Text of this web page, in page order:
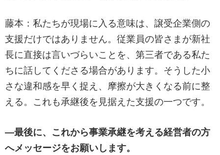
藤本：私たちが現場に入る意味は、譲受企業側の
支援だけではありません。従業員の皆さまが新社
長に直接は言いづらいことを、第三者である私た
ちに話してくださる場合があります。そうした小
さな違和感を早く捉え、摩擦が大きくなる前に整
える。これも承継後を見据えた支援の一つです。
―最後に、これから事業承継を考える経営者の方
へメッセージをお願いします。